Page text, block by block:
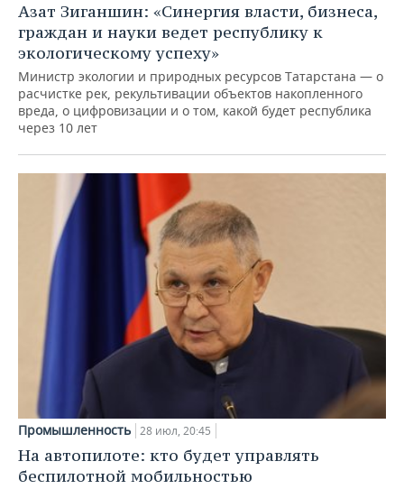
Азат Зиганшин: «Синергия власти, бизнеса,
граждан и науки ведет республику к
экологическому успеху»
Министр экологии и природных ресурсов Татарстана — о
расчистке рек, рекультивации объектов накопленного
вреда, о цифровизации и о том, какой будет республика
через 10 лет
Промышленность 28 июл, 20:45
На автопилоте: кто будет управлять
беспилотной мобильностью